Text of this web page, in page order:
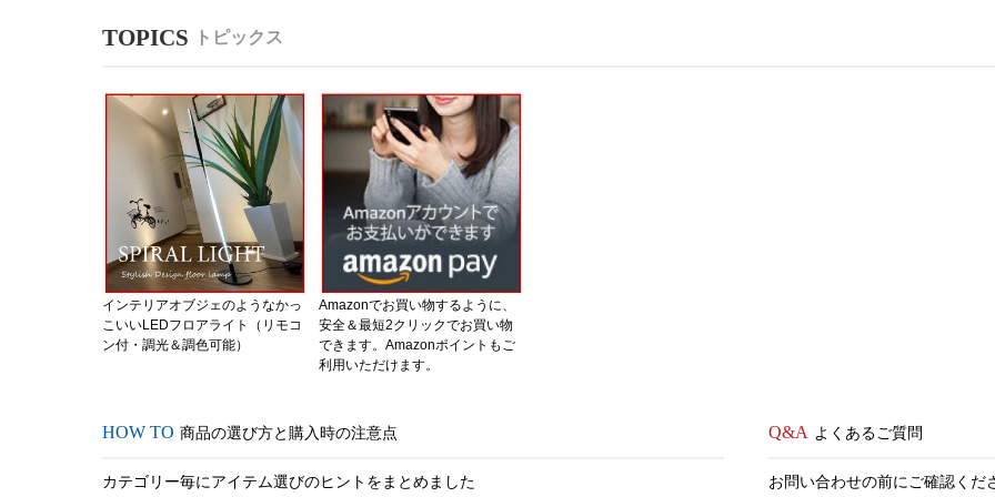
トピックス
インテリアオブジェのようなかっ
こいいLEDフロアライト（リモコ
ン付・調光＆調色可能）
Amazonでお買い物するように、
安全＆最短2クリックでお買い物
できます。Amazonポイントもご
利用いただけます。
商品の選び方と購入時の注意点
カテゴリー毎にアイテム選びのヒントをまとめました
よくあるご質問
お問い合わせの前にご確認くだ